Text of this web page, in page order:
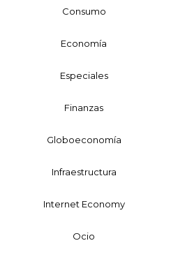
Consumo
Economía
Especiales
Finanzas
Globoeconomía
Infraestructura
Internet Economy
Ocio